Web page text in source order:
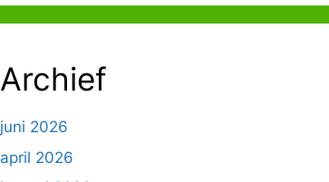
Archief
juni 2026
april 2026